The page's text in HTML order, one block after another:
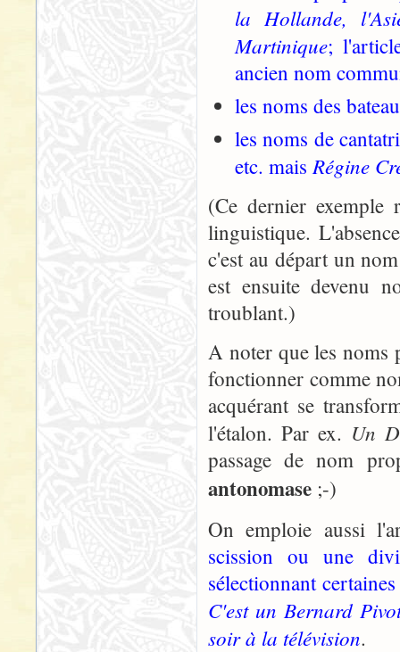
la Hollande,
Martinique;
ancien nom
les noms des
les noms de
etc. maisRégine
(Ce dernier exemple
linguistique.
c'est au départ un
est ensuite devenu
troublant.)
A noter que les noms
fonctionner comme
acquérant se
l'étalon. Par ex. Un
passage de nom
antonomase ;-)
On emploie aussi
scission ou une
sélectionnant
C'est un Bernard
soir à la télévision.